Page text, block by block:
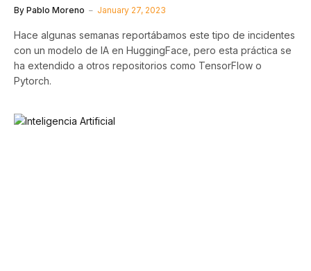
By Pablo Moreno January 27, 2023
Hace algunas semanas reportábamos este tipo de incidentes
con un modelo de IA en HuggingFace, pero esta práctica se
ha extendido a otros repositorios como TensorFlow o
Pytorch.